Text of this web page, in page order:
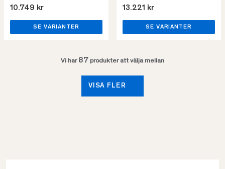
10.749 kr
SE VARIANTER
13.221 kr
SE VARIANTER
Vi har 87 produkter att välja mellan
VISA FLER